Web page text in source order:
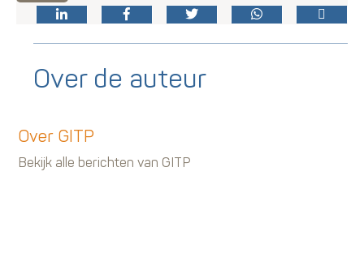
Over de auteur
Over GITP
Bekijk alle berichten van GITP